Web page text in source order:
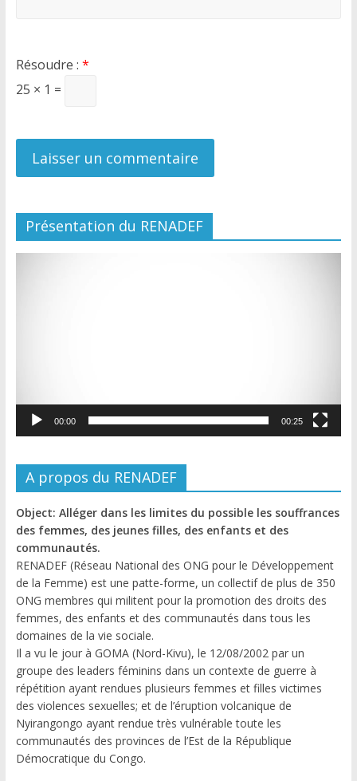
Résoudre : *
25 × 1 =
Présentation du RENADEF
00:00 00:25
A propos du RENADEF
Object: Alléger dans les limites du possible les souffrances
des femmes, des jeunes filles, des enfants et des
communautés.
RENADEF (Réseau National des ONG pour le Développement
de la Femme) est une patte-forme, un collectif de plus de 350
ONG membres qui militent pour la promotion des droits des
femmes, des enfants et des communautés dans tous les
domaines de la vie sociale.
Il a vu le jour à GOMA (Nord-Kivu), le 12/08/2002 par un
groupe des leaders féminins dans un contexte de guerre à
répétition ayant rendues plusieurs femmes et filles victimes
des violences sexuelles; et de l’éruption volcanique de
Nyirangongo ayant rendue très vulnérable toute les
communautés des provinces de l’Est de la République
Démocratique du Congo.